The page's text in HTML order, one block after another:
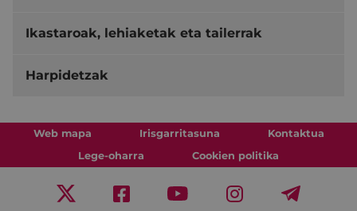
Ikastaroak, lehiaketak eta tailerrak
Harpidetzak
Web mapa Irisgarritasuna
Kontaktua
Lege-oharra
Cookien politika